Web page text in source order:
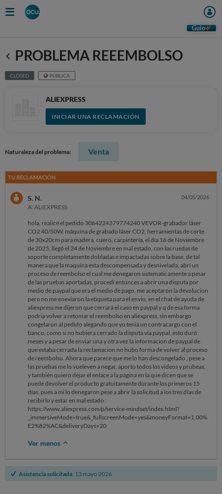
Guio
Anterior
PROBLEMA REEEMBOLSO
CLOSED PÚBLICA
ALIEXPRESS
INICIAR UNA RECLAMACIÓN
Naturaleza del problema: Venta
TU RECLAMACIÓN
S. N.
A: ALIEXPRESS
04/05/2026
hola, realicé el pedido 3064224379774240 VEVOR-grabador láser
CO2 40/50W, máquina de grabado láser CO2, herramientas de corte
de 30x20cm para madera, cuero, carpintería, el día 16 de Noviembre
de 2025, llegó el 24 de Noviembre en mal estado, con las ruedas de
soporte completamente dobladas e impactadas sobre la base, de tal
manera que la maquina esta descompensada y desnivelada, abrí un
proceso de reembolso el cual me denegaron sistematicamente a pesar
de las pruebas aportadas, procedí entonces a abrir una disputa por
medio de paypal que era el medio de pago, me aceptaron la devolucion
pero no me eneviaron la etiqueta para el envio, en el chat de ayuda de
aliexpress me dijeron que cerrará el caso en paypal y q de esa forma
podria volver a retomar el reembolso en aliexpress, sin embargo
congelaron al pedido alegando que yo tenia un contracargo con el
banco, como si no hubiera cerrado la disputa via paypal, esto duró
meses y a pesar de enviar una y otra vez la informacion de paypal de
que estaba cerrada la reclamacion no hubo forma de volver al proceso
de reembolso. Ahora que parece que me lo han descongelado , pese a
las pruebas me lo vueleven a negar. aporto todos los videos y prubeas,
y también quiero dejar el enlace a la página en la que dicen que se
puede devolver el producto gratuitamente durante los primeros 15
días, pues a mi lo denegaron pese a abrir la solicitud a los tres días de
recibirlo y estar en mal estado :
https://www.aliexpress.com/p/service-mindset/index.html?
_immersiveMode=true&_fullscreenMode=yes&moneyFormat=1,00%
E2%82%AC&deliveryDays=20
Ver menos
Asistencia solicitada 13 mayo 2026